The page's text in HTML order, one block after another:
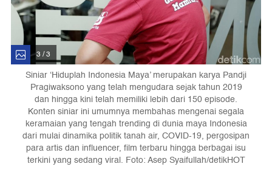
3 / 3
Siniar ‘Hiduplah Indonesia Maya’ merupakan karya Pandji
Pragiwaksono yang telah mengudara sejak tahun 2019
dan hingga kini telah memiliki lebih dari 150 episode.
Konten siniar ini umumnya membahas mengenai segala
keramaian yang tengah trending di dunia maya Indonesia
dari mulai dinamika politik tanah air, COVID-19, pergosipan
para artis dan influencer, film terbaru hingga berbagai isu
terkini yang sedang viral. Foto: Asep Syaifullah/detikHOT